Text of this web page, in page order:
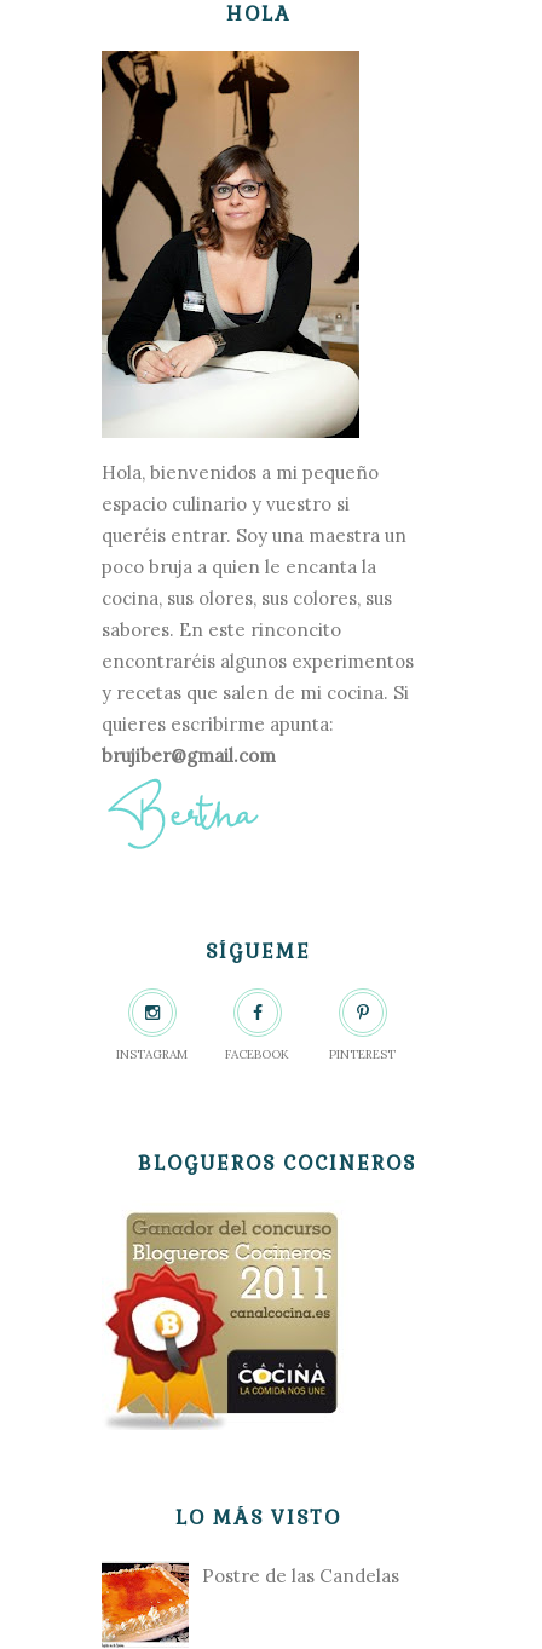
HOLA
Hola, bienvenidos a mi pequeño
espacio culinario y vuestro si
queréis entrar. Soy una maestra un
poco bruja a quien le encanta la
cocina, sus olores, sus colores, sus
sabores. En este rinconcito
encontraréis algunos experimentos
y recetas que salen de mi cocina. Si
quieres escribirme apunta:
brujiber@gmail.com
SÍGUEME
INSTAGRAM FACEBOOK PINTEREST
BLOGUEROS COCINEROS
LO MÁS VISTO
Postre de las Candelas